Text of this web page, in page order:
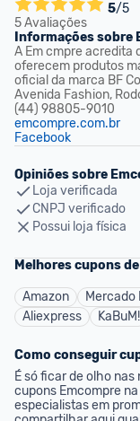
5/5
5Avaliações
Informações sobre
A Em cmpre acredita
oferecem produtos
oficial da marca BF
Avenida Fashion,
(44) 98805-9010
emcompre.com.br
Facebook
Opiniões sobre
Loja verificada
CNPJ verificado
Possui loja física
Melhores cupons de
Amazon Mercado
Aliexpress
KaBuM!
Como conseguir
É só ficar de olho
cupons Emcompre
especialistas em